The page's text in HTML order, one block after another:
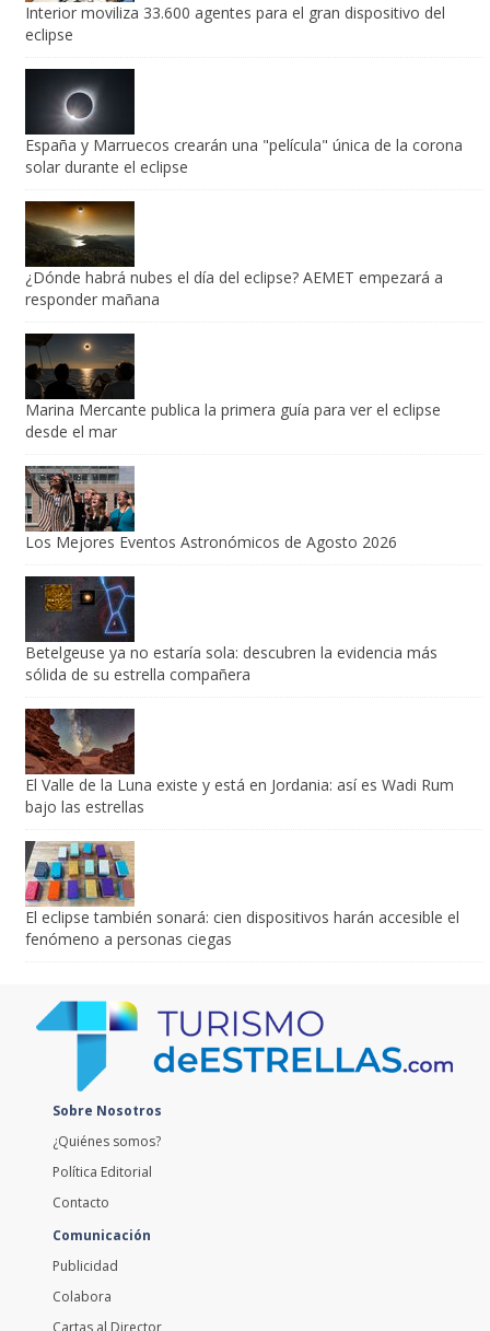
Interior moviliza 33.600 agentes para el gran dispositivo del
eclipse
España y Marruecos crearán una "película" única de la corona
solar durante el eclipse
¿Dónde habrá nubes el día del eclipse? AEMET empezará a
responder mañana
Marina Mercante publica la primera guía para ver el eclipse
desde el mar
Los Mejores Eventos Astronómicos de Agosto 2026
Betelgeuse ya no estaría sola: descubren la evidencia más
sólida de su estrella compañera
El Valle de la Luna existe y está en Jordania: así es Wadi Rum
bajo las estrellas
El eclipse también sonará: cien dispositivos harán accesible el
fenómeno a personas ciegas
Sobre Nosotros
¿Quiénes somos?
Política Editorial
Contacto
Comunicación
Publicidad
Colabora
Cartas al Director